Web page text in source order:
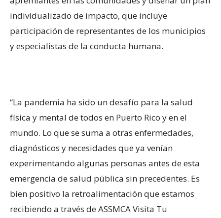
individualizado de impacto, que incluye
participación de representantes de los municipios
y especialistas de la conducta humana.
“La pandemia ha sido un desafío para la salud
física y mental de todos en Puerto Rico y en el
mundo. Lo que se suma a otras enfermedades,
diagnósticos y necesidades que ya venían
experimentando algunas personas antes de esta
emergencia de salud pública sin precedentes. Es
bien positivo la retroalimentación que estamos
recibiendo a través de ASSMCA Visita Tu